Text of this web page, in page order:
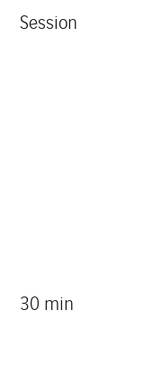
Session
30 min